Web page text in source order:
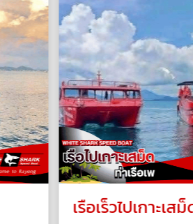
เรือเร็วไปเกาะเสม็ด